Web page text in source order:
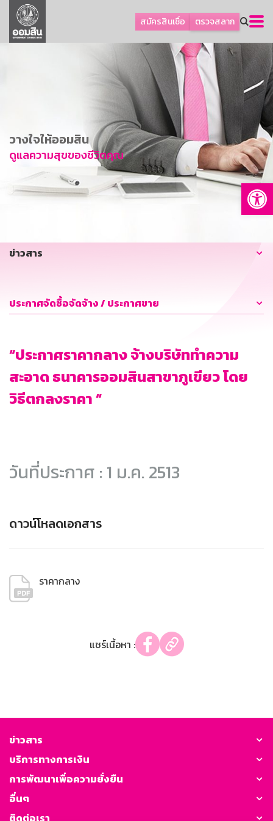
สมัครสินเชื่อ ตรวจสลาก
ลูกค้าธุรกิจ
ลูกค้าผู้ประกอบรายย่อย
การพัฒนาที่ยั่งยืน
ข่าวสาร
บริการทางการเงิน
อื่นๆ
วางใจให้ออมสิน
ดูแลความสุขของชีวิตคุณ
ข่าวสาร
ประกาศจัดซื้อจัดจ้าง / ประกาศขาย
“ประกาศราคากลาง จ้างบริษัททำความ
สะอาด ธนาคารออมสินสาขาภูเขียว โดย
วิธีตกลงราคา “
วันที่ประกาศ : 1 ม.ค. 2513
ดาวน์โหลดเอกสาร
ราคากลาง
แชร์เนื้อหา :
ข่าวสาร
บริการทางการเงิน
การพัฒนาเพื่อความยั่งยืน
อื่นๆ